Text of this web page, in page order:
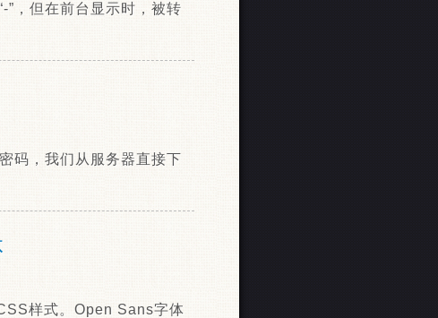
，但在前台显示时，被转
码，我们从服务器直接下
样式。Open Sans字体